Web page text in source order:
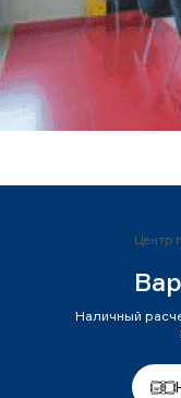
Центр
Наличный